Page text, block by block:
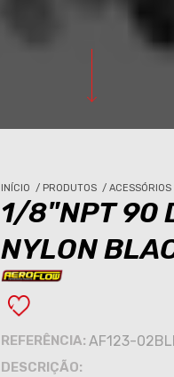
INÍCIO / PRODUTOS / ACESSÓRIOS
1/8"NPT 90
NYLON
REFERÊNCIA: AF123-
DESCRIÇÃO: